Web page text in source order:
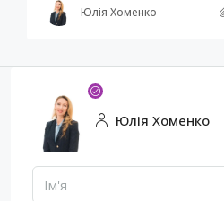
Юлія Хоменко
Юлія Хоменко